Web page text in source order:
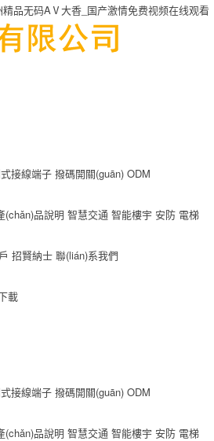
品无码AⅤ大香_国产激情免费视频在线观看
接線端子 撥碼開關(guān) ODM
(chǎn)品說明 智慧交通 智能樓宇 安防 電梯
招賢納士 聯(lián)系我們
載
接線端子 撥碼開關(guān) ODM
(chǎn)品說明 智慧交通 智能樓宇 安防 電梯